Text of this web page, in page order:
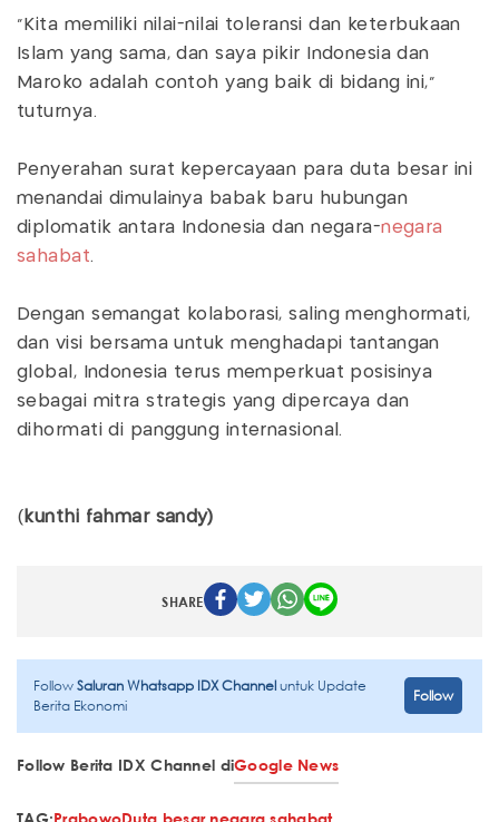
“Kita memiliki nilai-nilai toleransi dan keterbukaan
Islam yang sama, dan saya pikir Indonesia dan
Maroko adalah contoh yang baik di bidang ini,”
tuturnya.
Penyerahan surat kepercayaan para duta besar ini
menandai dimulainya babak baru hubungan
diplomatik antara Indonesia dan negara-negara
sahabat.
Dengan semangat kolaborasi, saling menghormati,
dan visi bersama untuk menghadapi tantangan
global, Indonesia terus memperkuat posisinya
sebagai mitra strategis yang dipercaya dan
dihormati di panggung internasional.
( kunthi fahmar sandy)
SHARE
FollowSaluran Whatsapp IDX Channeluntuk Update
Berita Ekonomi
Follow
Follow Berita IDX Channel diGoogle News
TAG:PrabowoDuta besar negara sahabat